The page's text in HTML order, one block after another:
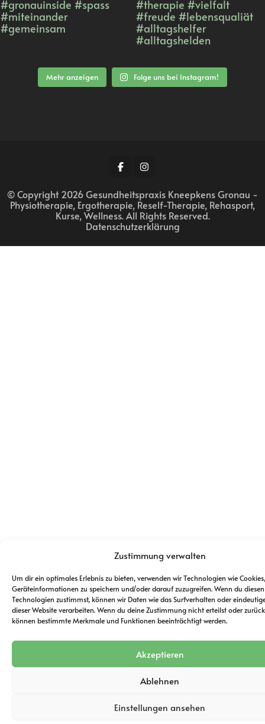
Zustimmung verwalten
Um dir ein optimales Erlebnis zu bieten, verwenden wir Technologien wie
Geräteinformationen zu speichern und/oder darauf zuzugreifen. Wenn du diesen
Technologien zustimmst, können wir Daten wie das Surfverhalten oder
dieser Website verarbeiten. Wenn du deine Zustimmung nicht erteilst oder
können bestimmte Merkmale und Funktionen beeinträchtigt werden.
Akzeptieren
Ablehnen
Einstellungen ansehen
Mehr anzeigen Folge uns bei Instagram!
© Copyright 2026Gesundheitspraxis Kneepkens Gronau -
Physiotherapie, Ergotherapie, Reself-Therapie, Rehasport,
Kurse, Wellness. All Rights Reserved.
Datenschutzerklärung